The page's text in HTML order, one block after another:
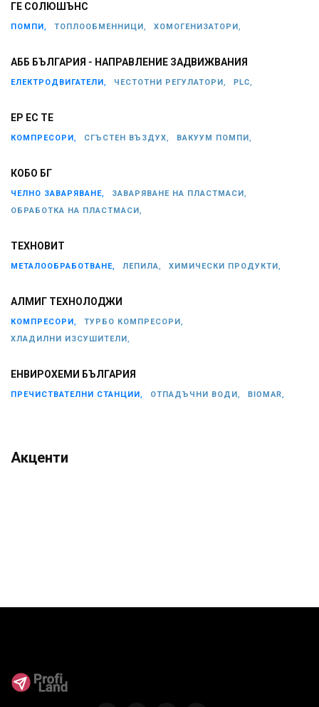
ГЕ СОЛЮШЪНС
ПОМПИ, ТОПЛООБМЕННИЦИ, ХОМОГЕНИЗАТОРИ,
АББ БЪЛГАРИЯ - НАПРАВЛЕНИЕ ЗАДВИЖВАНИЯ
ЕЛЕКТРОДВИГАТЕЛИ, ЧЕСТОТНИ РЕГУЛАТОРИ, PLC,
ЕР ЕС ТЕ
КОМПРЕСОРИ, СГЪСТЕН ВЪЗДУХ, ВАКУУМ ПОМПИ,
КОБО БГ
ЧЕЛНО ЗАВАРЯВАНЕ,
ЗАВАРЯВАНЕ НА ПЛАСТМАСИ,
ОБРАБОТКА НА ПЛАСТМАСИ,
ТЕХНОВИТ
МЕТАЛООБРАБОТВАНЕ, ЛЕПИЛА, ХИМИЧЕСКИ ПРОДУКТИ,
АЛМИГ ТЕХНОЛОДЖИ
КОМПРЕСОРИ,
ТУРБО КОМПРЕСОРИ,
ХЛАДИЛНИ ИЗСУШИТЕЛИ,
ЕНВИРОХЕМИ БЪЛГАРИЯ
ПРЕЧИСТВАТЕЛНИ СТАНЦИИ, ОТПАДЪЧНИ ВОДИ, BIOMAR,
Акценти